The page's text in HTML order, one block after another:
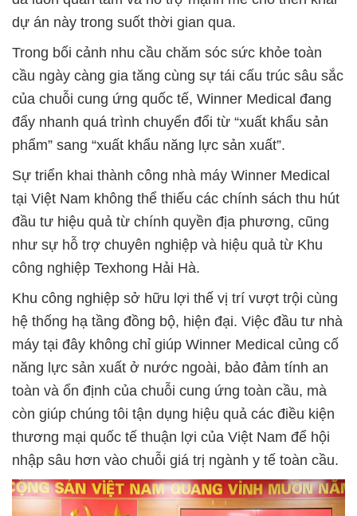
dự án này trong suốt thời gian qua.
Trong bối cảnh nhu cầu chăm sóc sức khỏe toàn
cầu ngày càng gia tăng cùng sự tái cấu trúc sâu sắc
của chuỗi cung ứng quốc tế, Winner Medical đang
đẩy nhanh quá trình chuyển đổi từ “xuất khẩu sản
phẩm” sang “xuất khẩu năng lực sản xuất”.
Sự triển khai thành công nhà máy Winner Medical
tại Việt Nam không thể thiếu các chính sách thu hút
đầu tư hiệu quả từ chính quyền địa phương, cũng
như sự hỗ trợ chuyên nghiệp và hiệu quả từ Khu
công nghiệp Texhong Hải Hà.
Khu công nghiệp sở hữu lợi thế vị trí vượt trội cùng
hệ thống hạ tầng đồng bộ, hiện đại. Việc đầu tư nhà
máy tại đây không chỉ giúp Winner Medical củng cố
năng lực sản xuất ở nước ngoài, bảo đảm tính an
toàn và ổn định của chuỗi cung ứng toàn cầu, mà
còn giúp chúng tôi tận dụng hiệu quả các điều kiện
thương mại quốc tế thuận lợi của Việt Nam để hội
nhập sâu hơn vào chuỗi giá trị ngành y tế toàn cầu.